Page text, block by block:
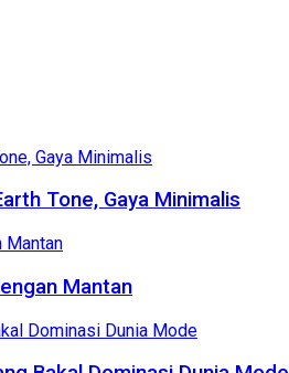
Tone, Gaya Minimalis
Mantan